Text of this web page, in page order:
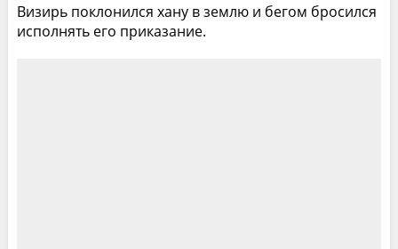
Визирь поклонился хану в землю и бегом бросился
исполнять его приказание.